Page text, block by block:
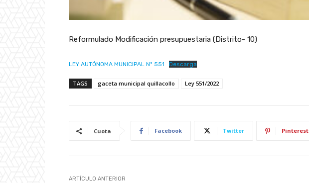
Reformulado Modificación presupuestaria (Distrito- 10)
LEY AUTÓNOMA MUNICIPAL Nº 551 Descarga
TAGS gaceta municipal quillacollo Ley 551/2022
Cuota Facebook Twitter Pinterest
ARTÍCULO ANTERIOR